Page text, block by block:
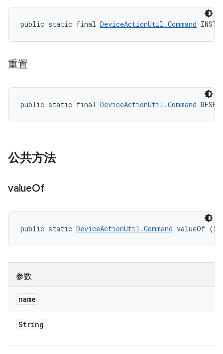
public static final DeviceActionUtil.Command
重置
public static final DeviceActionUtil.Command RESET
公共方法
valueOf
public static DeviceActionUtil.Command valueOf
参数
name
String